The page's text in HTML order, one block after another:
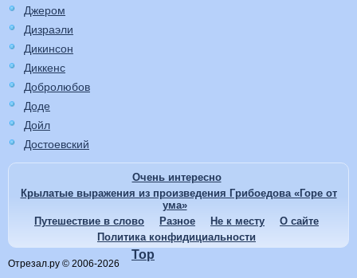
Джером
Дизраэли
Дикинсон
Диккенс
Добролюбов
Доде
Дойл
Достоевский
Очень интересно
Крылатые выражения из произведения Грибоедова «Горе от
ума»
Путешествие в слово
Разное Не к месту
О сайте
Политика конфидициальности
Отрезал.ру © 2006-2026
Top